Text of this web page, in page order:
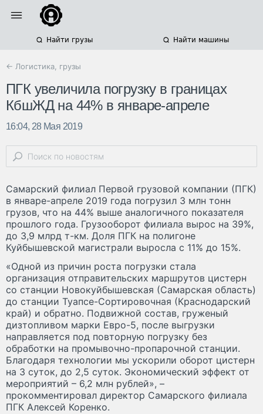
Найти грузы Найти машины
← Логистика, грузы
ПГК увеличила погрузку в границах
КбшЖД на 44% в январе-апреле
16:04, 28 Мая 2019
Самарский филиал Первой грузовой компании (ПГК)
в январе-апреле 2019 года погрузил 3 млн тонн
грузов, что на 44% выше аналогичного показателя
прошлого года. Грузооборот филиала вырос на 39%,
до 3,9 млрд т-км. Доля ПГК на полигоне
Куйбышевской магистрали выросла с 11% до 15%.
«Одной из причин роста погрузки стала
организация отправительских маршрутов цистерн
со станции Новокуйбышевская (Самарская область)
до станции Туапсе-Сортировочная (Краснодарский
край) и обратно. Подвижной состав, груженый
дизтопливом марки Евро-5, после выгрузки
направляется под повторную погрузку без
обработки на промывочно-пропарочной станции.
Благодаря технологии мы ускорили оборот цистерн
на 3 суток, до 2,5 суток. Экономический эффект от
мероприятий – 6,2 млн рублей», –
прокомментировал директор Самарского филиала
ПГК Алексей Коренко.